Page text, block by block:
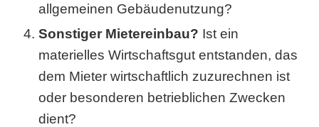
allgemeinen Gebäudenutzung?
Sonstiger Mietereinbau? Ist ein
materielles Wirtschaftsgut entstanden, das
dem Mieter wirtschaftlich zuzurechnen ist
oder besonderen betrieblichen Zwecken
dient?